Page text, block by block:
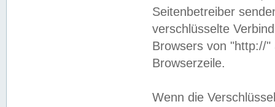
Seitenbetreiber
verschlüsselte
Browsers von "http://
Browserzeile.
Wenn die